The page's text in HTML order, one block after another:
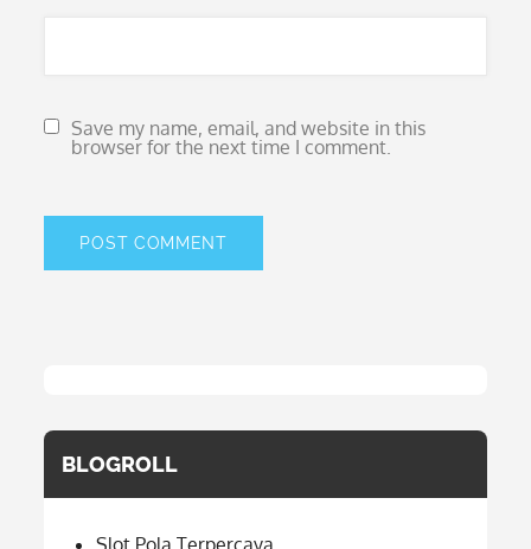
Save my name, email, and website in this
browser for the next time I comment.
BLOGROLL
Slot Pola Terpercaya